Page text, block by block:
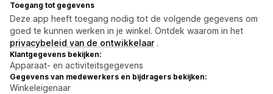
Toegang tot gegevens
Deze app heeft toegang nodig tot de volgende gegevens om
goed te kunnen werken in je winkel. Ontdek waarom in het
privacybeleid van de ontwikkelaar .
Klantgegevens bekijken:
Apparaat- en activiteitsgegevens
Gegevens van medewerkers en bijdragers bekijken:
Winkeleigenaar